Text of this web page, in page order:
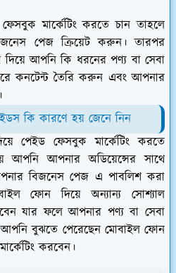
মার্কেটিং করতে চান তাহলে
পেজ ক্রিয়েট করুন। তারপর
আপনি কি ধরনের পণ্য বা সেবা
কনটেন্ট তৈরি করুন এবং আপনার
কি কারণে হয় জেনে নিন
পেইড ফেসবুক মার্কেটিং করতে
আপনি আপনার অডিয়েন্সের সাথে
বিজনেস পেজ এ পাবলিশ করা
ফোন দিয়ে অন্যান্য সোশ্যাল
যার ফলে আপনার পণ্য বা সেবা
আপনি বুঝতে পেরেছেন মোবাইল ফোন
করবেন।